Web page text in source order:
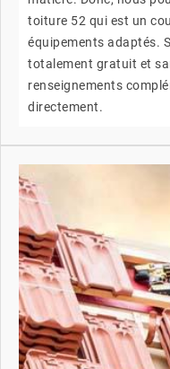
toiture 52 qui est un
équipements adaptés.
totalement gratuit et
renseignements
directement.